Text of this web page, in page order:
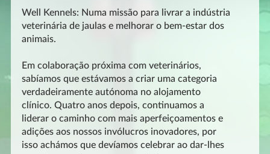
Well Kennels: Numa missão para livrar a indústria
veterinária de jaulas e melhorar o bem-estar dos
animais.
Em colaboração próxima com veterinários,
sabíamos que estávamos a criar uma categoria
verdadeiramente autónoma no alojamento
clínico. Quatro anos depois, continuamos a
liderar o caminho com mais aperfeiçoamentos e
adições aos nossos invólucros inovadores, por
isso achámos que devíamos celebrar ao dar-lhes